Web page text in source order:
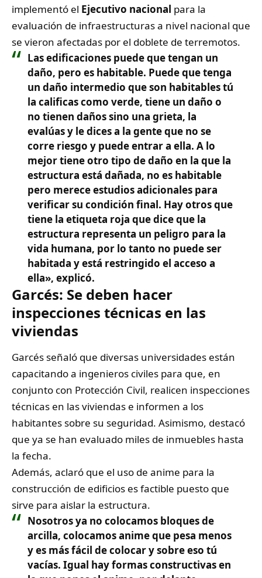
implementó el Ejecutivo nacional para la
evaluación de infraestructuras a nivel nacional que
se vieron afectadas por el doblete de terremotos.
Las edificaciones puede que tengan un
daño, pero es habitable. Puede que tenga
un daño intermedio que son habitables tú
la calificas como verde, tiene un daño o
no tienen daños sino una grieta, la
evalúas y le dices a la gente que no se
corre riesgo y puede entrar a ella. A lo
mejor tiene otro tipo de daño en la que la
estructura está dañada, no es habitable
pero merece estudios adicionales para
verificar su condición final. Hay otros que
tiene la etiqueta roja que dice que la
estructura representa un peligro para la
vida humana, por lo tanto no puede ser
habitada y está restringido el acceso a
ella», explicó.
Garcés: Se deben hacer
inspecciones técnicas en las
viviendas
Garcés señaló que diversas universidades están
capacitando a ingenieros civiles para que, en
conjunto con Protección Civil, realicen inspecciones
técnicas en las viviendas e informen a los
habitantes sobre su seguridad. Asimismo, destacó
que ya se han evaluado miles de inmuebles hasta
la fecha.
Además, aclaró que el uso de anime para la
construcción de edificios es factible puesto que
sirve para aislar la estructura.
Nosotros ya no colocamos bloques de
arcilla, colocamos anime que pesa menos
y es más fácil de colocar y sobre eso tú
vacías. Igual hay formas constructivas en